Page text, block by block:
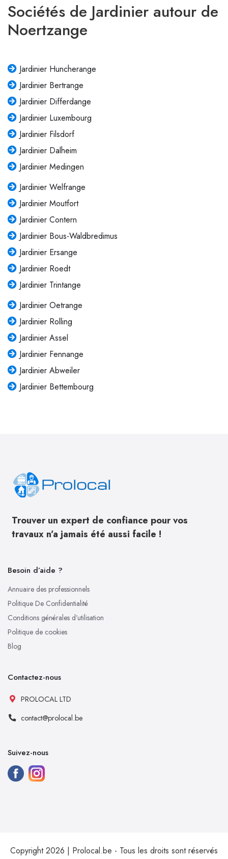
Sociétés de Jardinier autour de
Noertzange
Jardinier Huncherange
Jardinier Bertrange
Jardinier Differdange
Jardinier Luxembourg
Jardinier Filsdorf
Jardinier Dalheim
Jardinier Medingen
Jardinier Welfrange
Jardinier Moutfort
Jardinier Contern
Jardinier Bous-Waldbredimus
Jardinier Ersange
Jardinier Roedt
Jardinier Trintange
Jardinier Oetrange
Jardinier Rolling
Jardinier Assel
Jardinier Fennange
Jardinier Abweiler
Jardinier Bettembourg
Trouver un expert de confiance pour vos
travaux n’a jamais été aussi facile !
Besoin d’aide ?
Annuaire des professionnels
Politique De Confidentialité
Conditions générales d’utilisation
Politique de cookies
Blog
Contactez-nous
PROLOCAL LTD
contact@prolocal.be
Suivez-nous
Copyright 2026 | Prolocal.be - Tous les droits sont réservés